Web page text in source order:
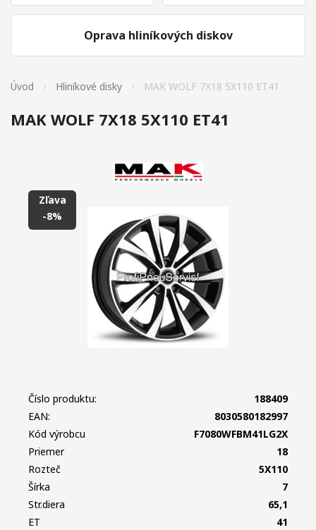
Oprava hliníkových diskov
Úvod Hliníkové disky MAK WOLF 7X18 5X110 ET41
MAK WOLF 7X18 5X110 ET41
Zľava
-8%
Číslo produktu:
188409
EAN:
8030580182997
Kód výrobcu
F7080WFBM41LG2X
Priemer
18
Rozteč
5X110
Šírka
7
Str.diera
65,1
ET
41